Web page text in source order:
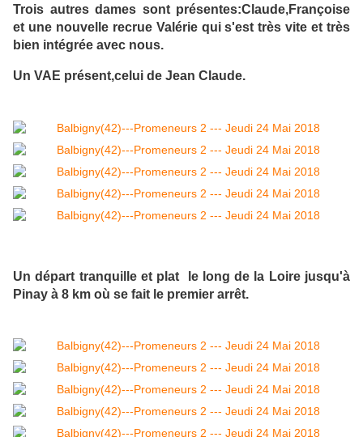
Trois autres dames sont présentes:Claude,Françoise
et une nouvelle recrue Valérie qui s'est très vite et très
bien intégrée avec nous.
Un VAE présent,celui de Jean Claude.
Un départ tranquille et plat le long de la Loire jusqu'à
Pinay à 8 km où se fait le premier arrêt.